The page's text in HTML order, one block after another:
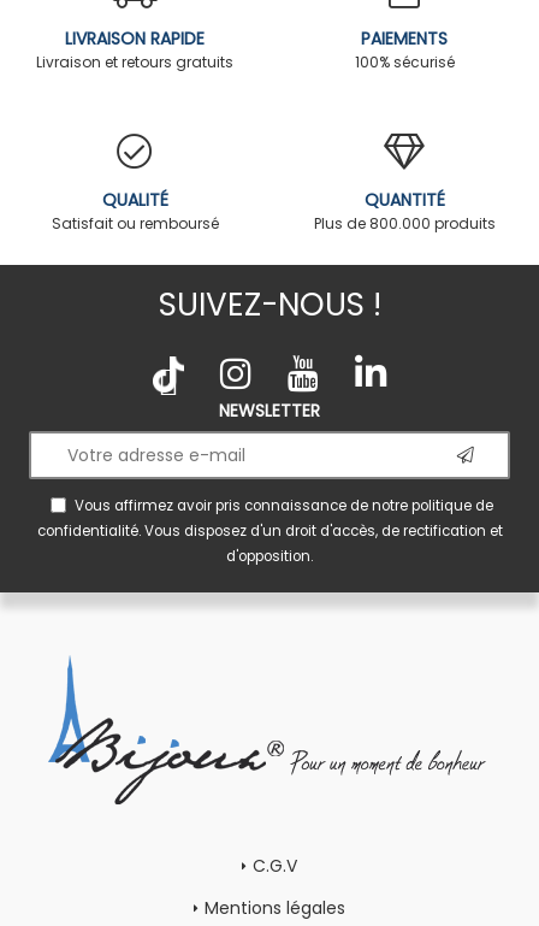
LIVRAISON RAPIDE
Livraison et retours gratuits
PAIEMENTS
100% sécurisé
QUALITÉ
Satisfait ou remboursé
QUANTITÉ
Plus de 800.000 produits
SUIVEZ-NOUS !
NEWSLETTER
Vous affirmez avoir pris connaissance de notrepolitique de
confidentialité. Vous disposez d'un droit d'accès, de rectification et
d'opposition.
C.G.V
Mentions légales